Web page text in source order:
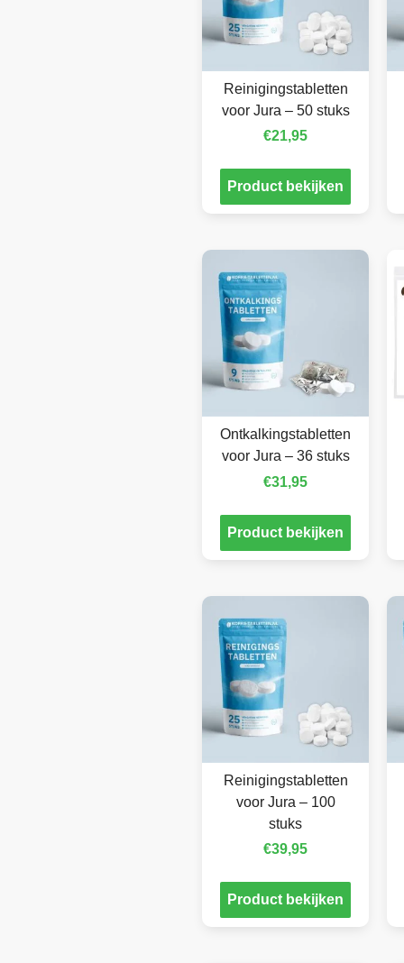
Reinigingstabletten
voor Jura – 50 stuks
€21,95
Product bekijken
Ontkalkingstabletten
voor Jura – 36 stuks
€31,95
Product bekijken
Reinigingstabletten
voor Jura – 100
stuks
€39,95
Product bekijken